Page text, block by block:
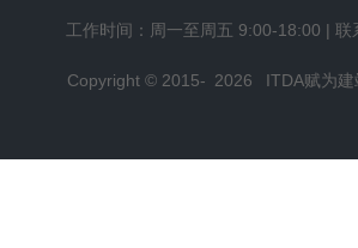
工作时间：周一至周五 9:00-18:00 | 联
Copyright © 2015- 2026 ITDA赋为